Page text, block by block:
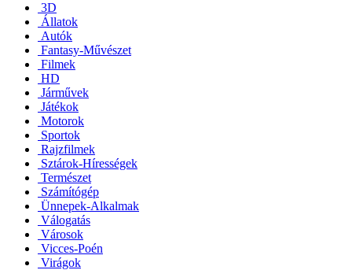
3D
Állatok
Autók
Fantasy-Művészet
Filmek
HD
Járművek
Játékok
Motorok
Sportok
Rajzfilmek
Sztárok-Hírességek
Természet
Számítógép
Ünnepek-Alkalmak
Válogatás
Városok
Vicces-Poén
Virágok